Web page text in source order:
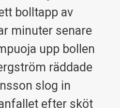
bolltapp av
minuter senare
upp bollen
räddade
slog in
efter sköt